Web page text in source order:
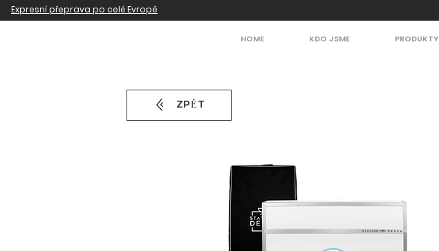
Expresní přeprava po celé Evropě
HOME KDO JSME PRODUKTY
ZPĚT